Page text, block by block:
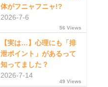
体がフニャフニャ!?
2026-7-6
56 Views
【実は…】心理にも「排
泄ポイント」があるって
知ってました？
2026-7-14
49 Views